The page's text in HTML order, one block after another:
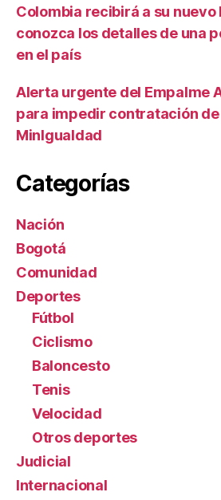
Colombia recibirá a su nuevo
conozca los detalles de una
en el país
Alerta urgente del Empalme
para impedir contratación
MinIgualdad
Categorías
Nación
Bogotá
Comunidad
Deportes
Fútbol
Ciclismo
Baloncesto
Tenis
Velocidad
Otros deportes
Judicial
Internacional